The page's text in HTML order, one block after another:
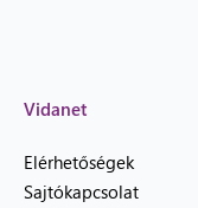
Vidanet
Elérhetőségek
Sajtókapcsolat